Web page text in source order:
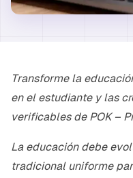
Transforme la
en el estudiante y las
verificables de POK –
La educación debe
tradicional uniforme